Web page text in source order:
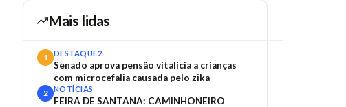
Mais lidas
1 DESTAQUE2
Senado aprova pensão vitalícia a crianças
com microcefalia causada pelo zika
2 NOTÍCIAS
FEIRA DE SANTANA: CAMINHONEIRO